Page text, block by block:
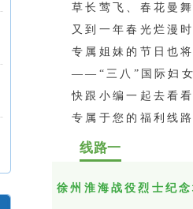
草长莺飞、春花曼
又到一年春光烂漫
专属姐妹的节日也
——“三八”国际妇
快跟小编一起去看
专属于您的福利线
线路一
徐州 淮海战役烈士纪